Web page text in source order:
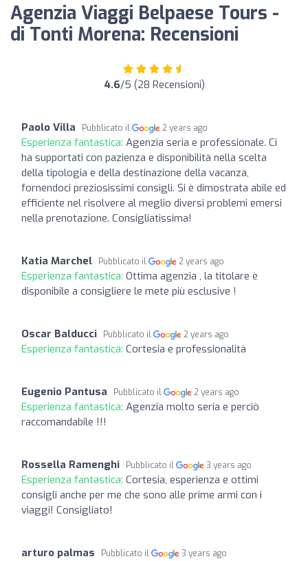
Agenzia Viaggi Belpaese Tours -
di Tonti Morena: Recensioni
4.6/5 (28 Recensioni)
Paolo Villa Pubblicato il 2 years ago
Esperienza fantastica: Agenzia seria e professionale. Ci
ha supportati con pazienza e disponibilità nella scelta
della tipologia e della destinazione della vacanza,
fornendoci preziosissimi consigli. Si è dimostrata abile ed
efficiente nel risolvere al meglio diversi problemi emersi
nella prenotazione. Consigliatissima!
Katia Marchel Pubblicato il 2 years ago
Esperienza fantastica: Ottima agenzia , la titolare è
disponibile a consigliere le mete più esclusive !
Oscar Balducci Pubblicato il 2 years ago
Esperienza fantastica: Cortesia e professionalità
Eugenio Pantusa Pubblicato il 2 years ago
Esperienza fantastica: Agenzia molto seria e perciò
raccomandabile !!!
Rossella Ramenghi Pubblicato il 3 years ago
Esperienza fantastica: Cortesia, esperienza e ottimi
consigli anche per me che sono alle prime armi con i
viaggi! Consigliato!
arturo palmas Pubblicato il 3 years ago